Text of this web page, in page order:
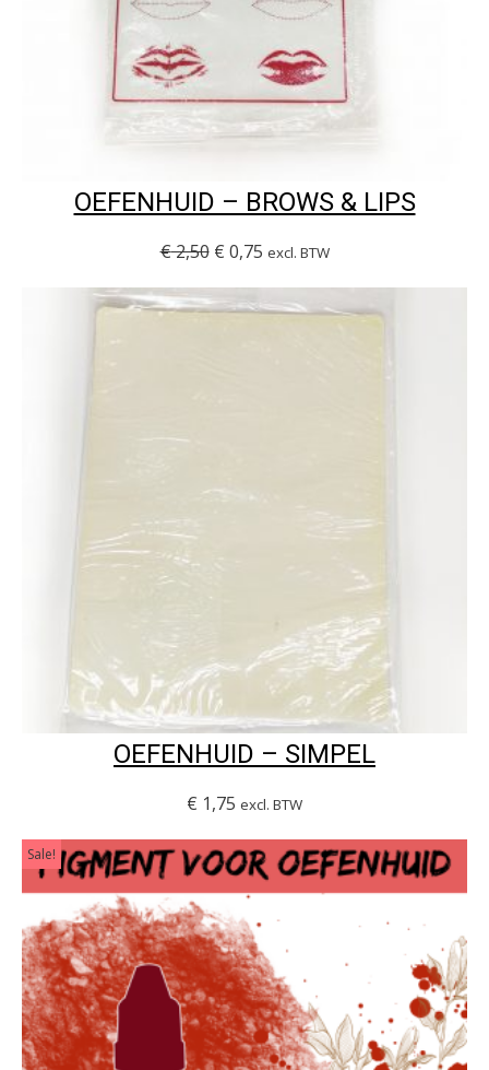
OEFENHUID – BROWS & LIPS
€2,50 € 0,75 excl. BTW
OEFENHUID – SIMPEL
€ 1,75 excl. BTW
Sale!